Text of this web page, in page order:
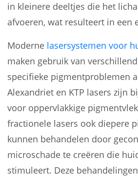
in kleinere deeltjes die het
afvoeren, wat resulteert in een
Moderne lasersystemen voor
maken gebruik van
specifieke pigmentproblemen
Alexandriet en KTP lasers zijn
voor oppervlakkige
fractionele lasers ook diepere
kunnen behandelen door
microschade te creëren die
stimuleert. Deze